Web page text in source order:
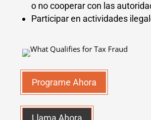
o no cooperar con las
Participar en actividades
Programe Ahora